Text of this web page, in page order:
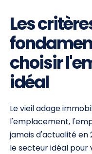
Les
choisir
idéal
Le vieil adage
l'emplacement,
jamais d'actualité en
le secteur idéal